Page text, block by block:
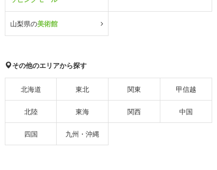
山梨県の美術館
その他のエリアから探す
北海道 東北 関東 甲信越
北陸 東海 関西 中国
四国 九州・沖縄